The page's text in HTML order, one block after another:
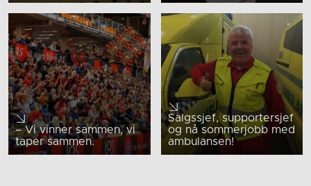
– Vi vinner sammen, vi
taper sammen.
Salgssjef, supportersjef
og nå sommerjobb med
ambulansen!